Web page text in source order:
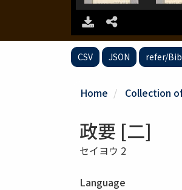
CSV JSON refer/
Home Collection
政要 [二]
セイヨウ 2
Language